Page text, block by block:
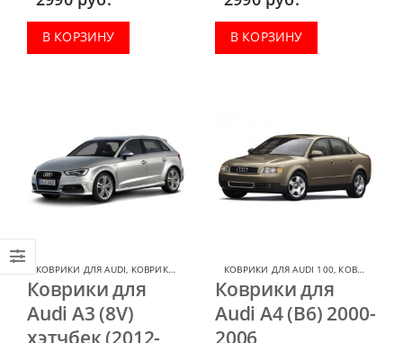
приобрести в
комплектации:
водительский коврик,
В КОРЗИНУ
приобрести в
комплектации:
водительский коврик,
В КОРЗИНУ
КОВРИКИ ДЛЯ AUDI КОВРИКИ ДЛЯ AUDI A3
Коврики для
Audi A3 (8V)
хэтчбек (2012-
КОВРИКИ ДЛЯ AUDI 100 КОВРИКИ ДЛЯ AUDI
Коврики для
Audi A4 (B6) 2000-
2006